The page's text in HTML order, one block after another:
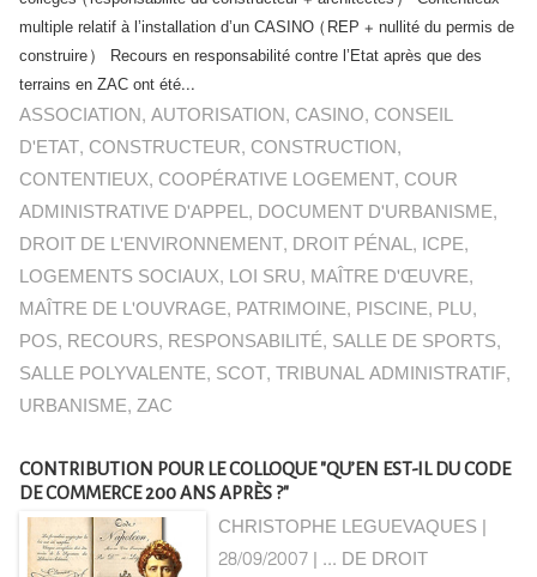
multiple relatif à l’installation d’un CASINO (REP + nullité du permis de
construire) Recours en responsabilité contre l’Etat après que des
terrains en ZAC ont été...
ASSOCIATION,AUTORISATION, CASINO, CONSEIL
D'ETAT, CONSTRUCTEUR, CONSTRUCTION,
CONTENTIEUX, COOPÉRATIVE LOGEMENT, COUR
ADMINISTRATIVE D'APPEL, DOCUMENT D'URBANISME,
DROIT DE L'ENVIRONNEMENT, DROIT PÉNAL, ICPE,
LOGEMENTS SOCIAUX, LOI SRU, MAÎTRE D'ŒUVRE,
MAÎTRE DE L'OUVRAGE, PATRIMOINE, PISCINE, PLU,
POS, RECOURS, RESPONSABILITÉ, SALLE DE SPORTS,
SALLE POLYVALENTE, SCOT,TRIBUNAL ADMINISTRATIF,
URBANISME,ZAC
CONTRIBUTION POUR LE COLLOQUE "QU’EN EST-IL DU CODE
DE COMMERCE 200 ANS APRÈS ?"
CHRISTOPHE LEGUEVAQUES |
28/09/2007| ... DE DROIT